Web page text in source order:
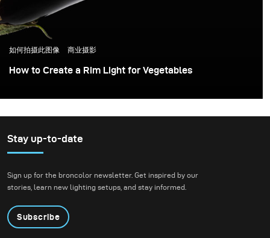
如何拍摄此图像 商业摄影
How to Create a Rim Light for Vegetables
Stay up-to-date
Sign up for the broncolor newsletter. Get inspired by our
stories, learn new lighting setups, and stay informed.
Subscribe